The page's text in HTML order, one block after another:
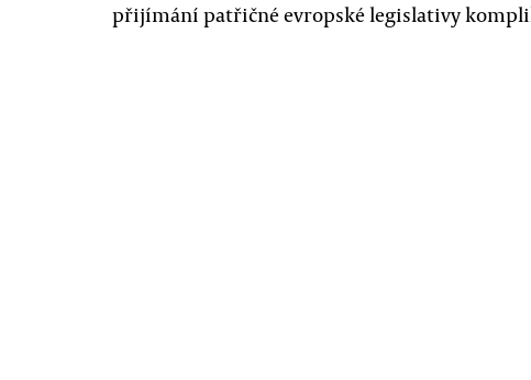
přijímání patřičné evropské legislativy